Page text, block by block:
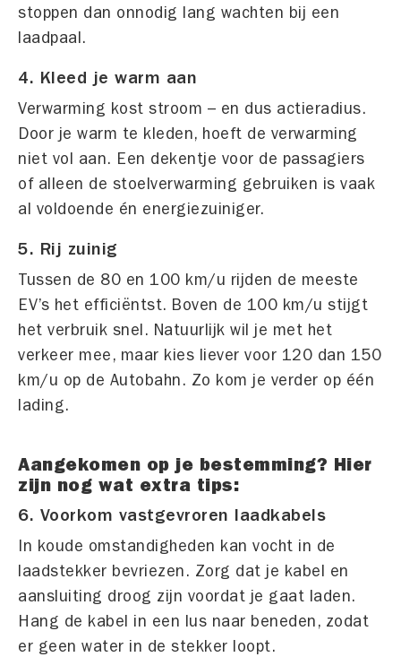
stoppen dan onnodig lang wachten bij een
laadpaal.
4. Kleed je warm aan
Verwarming kost stroom – en dus actieradius.
Door je warm te kleden, hoeft de verwarming
niet vol aan. Een dekentje voor de passagiers
of alleen de stoelverwarming gebruiken is vaak
al voldoende én energiezuiniger.
5. Rij zuinig
Tussen de 80 en 100 km/u rijden de meeste
EV’s het efficiëntst. Boven de 100 km/u stijgt
het verbruik snel. Natuurlijk wil je met het
verkeer mee, maar kies liever voor 120 dan 150
km/u op de Autobahn. Zo kom je verder op één
lading.
Aangekomen op je bestemming? Hier
zijn nog wat extra tips:
6. Voorkom vastgevroren laadkabels
In koude omstandigheden kan vocht in de
laadstekker bevriezen. Zorg dat je kabel en
aansluiting droog zijn voordat je gaat laden.
Hang de kabel in een lus naar beneden, zodat
er geen water in de stekker loopt.